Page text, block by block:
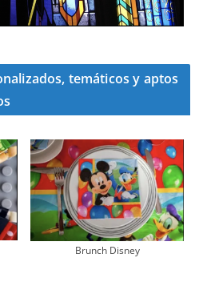
temáticos y aptos
Brunch Disney